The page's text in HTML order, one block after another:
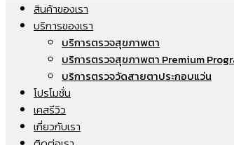
สินค้าของเรา
บริการของเรา
บริการตรวจสุขภาพตา
บริการตรวจสุขภาพตา Premium
บริการตรวจวัดสายตาประกอบแว่น
โปรโมชั่น
เคสรีวิว
เกี่ยวกับเรา